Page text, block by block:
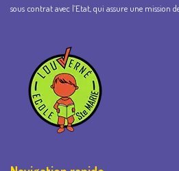
sous contrat avec l’Etat, qui assure une mission